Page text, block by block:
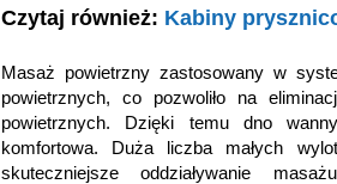
Czytaj również: Kabiny
Masaż powietrzny zastosowany w
powietrznych, co pozwoliło na
powietrznych. Dzięki temu dno
komfortowa. Duża liczba małych
skuteczniejsze oddziaływanie